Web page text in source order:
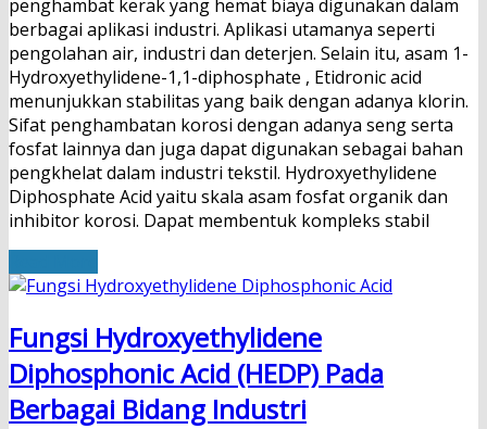
penghambat kerak yang hemat biaya digunakan dalam
berbagai aplikasi industri. Aplikasi utamanya seperti
pengolahan air, industri dan deterjen. Selain itu, asam 1-
Hydroxyethylidene-1,1-diphosphate , Etidronic acid
menunjukkan stabilitas yang baik dengan adanya klorin.
Sifat penghambatan korosi dengan adanya seng serta
fosfat lainnya dan juga dapat digunakan sebagai bahan
pengkhelat dalam industri tekstil. Hydroxyethylidene
Diphosphate Acid yaitu skala asam fosfat organik dan
inhibitor korosi. Dapat membentuk kompleks stabil
Fungsi Hydroxyethylidene
Diphosphonic Acid (HEDP) Pada
Berbagai Bidang Industri